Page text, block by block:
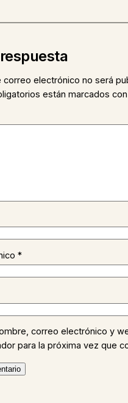
correo electrónico no será
están marcados con
*
correo electrónico y
para la próxima vez que